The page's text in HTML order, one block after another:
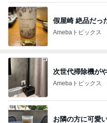
假屋崎 絶品だっ
Amebaトピックス
次世代掃除機が
Amebaトピックス
お隣の方に可愛